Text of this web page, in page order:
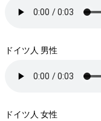
ドイツ人 男性
ドイツ人 女性